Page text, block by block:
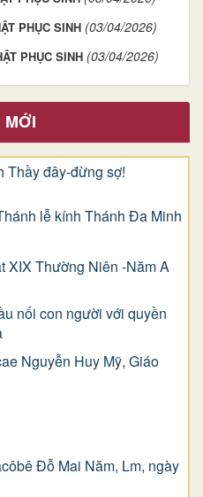
PHỤC SINH (03/04/2026)
PHỤC SINH (03/04/2026)
MỚI
Thầy đây-đừng sợ!
lễ kính Thánh Đa Minh
XIX Thường Niên -Năm A
nối con người với quyền
Nguyễn Huy Mỹ, Giáo
Ðỗ Mai Năm, Lm, ngày